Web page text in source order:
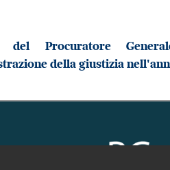
del Procuratore
della giustizia